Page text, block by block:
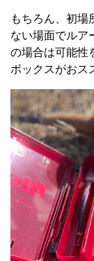
もちろん、初場
ない場面でルア
の場合は可能性
ボックスがおス